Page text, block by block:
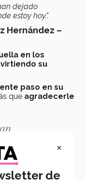
dejado
estoy hoy.”.
Hernández –
en los
su
paso en su
que agradecerle
no
×
de